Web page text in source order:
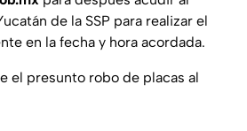
de la SSP para realizar el
en la fecha y hora acordada.
el presunto robo de placas al